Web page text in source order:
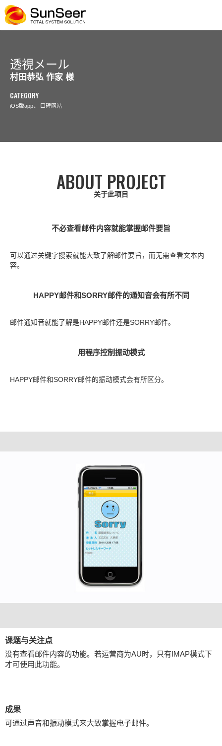
透視メール
村田恭弘 作家 様
CATEGORY
iOS版app、 口碑网站
ABOUT PROJECT
关于此项目
不必查看邮件内容就能掌握邮件要旨
可以通过关键字搜索就能大致了解邮件要旨，而无需查看文本内
容。
HAPPY邮件和SORRY邮件的通知音会有所不同
邮件通知音就能了解是HAPPY邮件还是SORRY邮件。
用程序控制振动模式
HAPPY邮件和SORRY邮件的振动模式会有所区分。
课题与关注点
没有查看邮件内容的功能。若运营商为AU时，只有IMAP模式下
才可使用此功能。
成果
可通过声音和振动模式来大致掌握电子邮件。